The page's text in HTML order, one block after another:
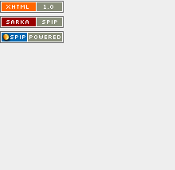
Saint-Nom.
Veuillez consulter le message du
service ci-dessous.
(401 - Invalid API key. Please see
https://openweathermap.org/faq#error401